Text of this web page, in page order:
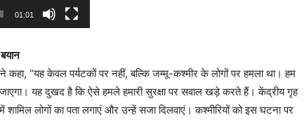
01:01
कहा, “यह केवल पर्यटकों पर नहीं, बल्कि जम्मू-कश्मीर के लोगों पर हमला था। हम
यह दुखद है कि ऐसे हमले हमारी सुरक्षा पर सवाल खड़े करते हैं। केंद्रीय गृह
लोगों का पता लगाएं और उन्हें सजा दिलवाएं। कश्मीरियों को इस घटना पर